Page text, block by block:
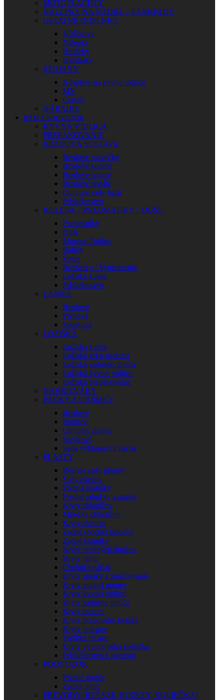
MOTOPLACHTY
NÁLEPKY NA NÁDRŽ – TANKPADY
OSTATNÉ DOPLNKY
Kľúčenky
Nálepky
Hrnčeky
Dáždniky
STOJANY
Adaptéry na kyvnú vidlicu
MX
Cestné
NÁRADIE
RÁM A PODVOZOK
KYVNÁ VIDLICA
PREPÁKOVANIE
BRZDOVÁ SÚSTAVA
Brzdové platničky
Brzdové kotúče
Brzdové hadice
Brzdové pedále
Opravné sady bŕzd
Príslušenstvo
KOLESÁ – PNEUMATIKY – DUŠE
Pneumatiky
Duše
Mousse-Tubliss
Ráfiky
Špice
Rozperky / Vymedzenia
Ložiská kolies
Príslušenstvo
LANKÁ
Brzdové
Plynové
Spojkové
LOŽISKÁ
Ložiská kolies
Ložiská krku riadenia
Ložiská zadného tlmiča
Ložiská kyvnej vidlice
Ložiská prepákovania
NAHRIEVÁKY
PÁČKY A OBJÍMKY
Brzdové
Radiace
Objímky spojky
Spojkové
Sada výklopných páčok
PLASTY
Restyle sady plastov
Sady plastov
Predné blatníky
Predné tabuľky a masky
Kryty chladičov
Mriežky chladičov
Kryty airboxu
Zadné (bočné) tabuľky
Zadné blatníky
Kryty predných tlmičov
Kryty rámu
Chrániče páčok
Kryty spojky a zapaľovania
Kryty vodnej pumpy
Kryty kyvnej vidlice
Kryty zadného tlmiča
Kryty motora
Kryty brzdového kotúča
Kryty polepov
Vodítka reťaze
Kryty vývodového koliečka
Príslušenstvo k plastom
PODVOZOK
Predné tlmiče
Zadný tlmič
PREVODY (REŤAZE, ROZETY, KOLIEČKA)